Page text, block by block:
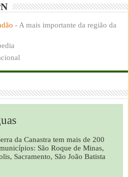
- A mais importante da região da
da Canastra tem mais de 200
São Roque de Minas,
Sacramento, São João Batista